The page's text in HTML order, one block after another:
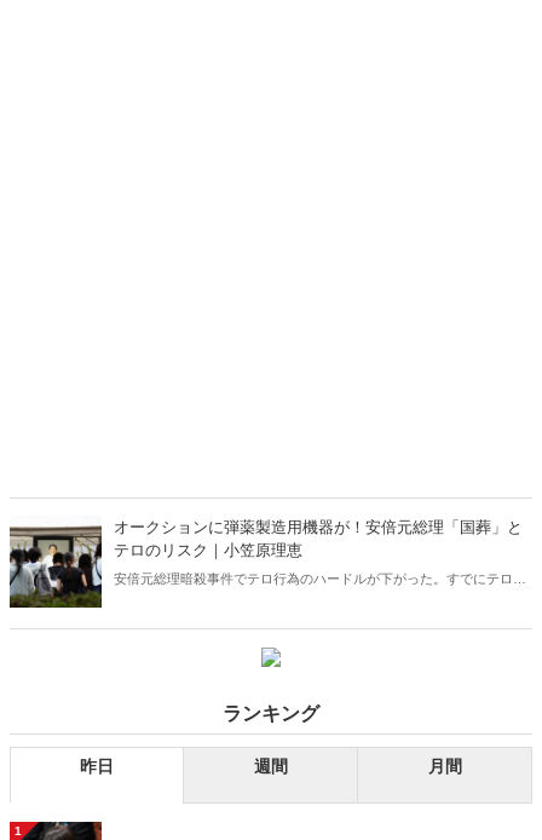
オークションに弾薬製造用機器が！安倍元総理「国葬」と
テロのリスク｜小笠原理恵
安倍元総理暗殺事件でテロ行為のハードルが下がった。すでにテロリ
也容疑者のように一人静かに自宅で銃弾や砲弾等の爆発物を作ってい
る人物がどこかにいる可能性は否めない。
ランキング
昨日 週間 月間
1